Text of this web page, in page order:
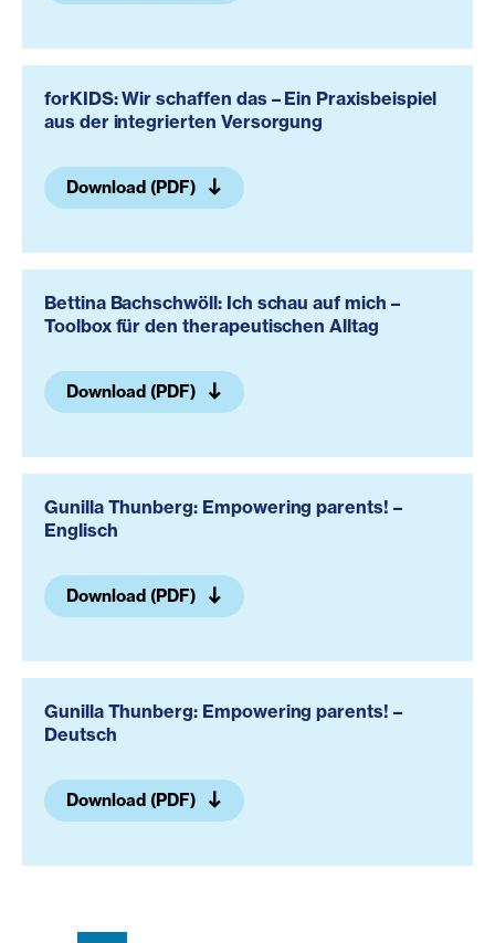
forKIDS: Wir schaffen das – Ein Praxisbeispiel
aus der integrierten Versorgung
Download (PDF)
Bettina Bachschwöll: Ich schau auf mich –
Toolbox für den therapeutischen Alltag
Download (PDF)
Gunilla Thunberg: Empowering parents! –
Englisch
Download (PDF)
Gunilla Thunberg: Empowering parents! –
Deutsch
Download (PDF)